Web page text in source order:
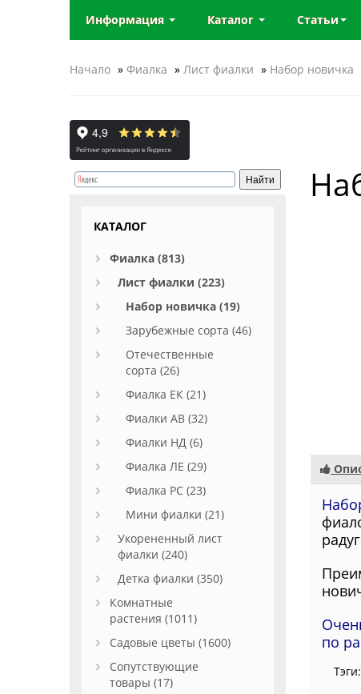
Информация Каталог Статьи
Начало » Фиалка » Лист фиалки » Набор новичка
по
КАТАЛОГ
Фиалка (813)
Лист фиалки (223)
Набор новичка (19)
Зарубежные сорта (46)
Отечественные
сорта (26)
Фиалка ЕК (21)
Фиалки АВ (32)
Фиалки НД (6)
Фиалка ЛЕ (29)
Фиалка РС (23)
Мини фиалки (21)
Укорененный лист
фиалки (240)
Детка фиалки (350)
Комнатные
растения (1011)
Садовые цветы (1600)
Сопутствующие
товары (17)